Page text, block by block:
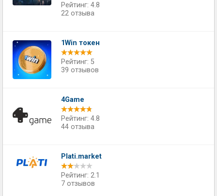
Рейтинг: 4.8
22 отзыва
1Win токен
Рейтинг: 5
39 отзывов
4Game
Рейтинг: 4.8
44 отзыва
Plati.market
Рейтинг: 2.1
7 отзывов